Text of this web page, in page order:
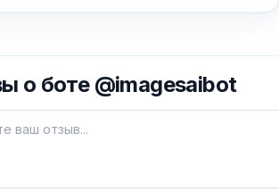
о боте @imagesaibot